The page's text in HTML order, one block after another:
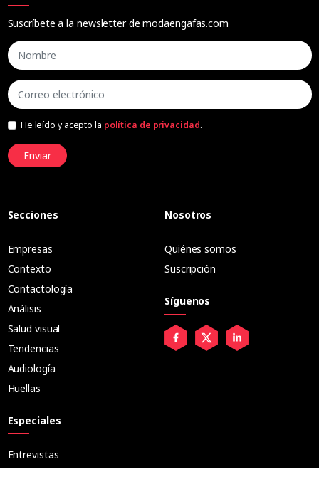
Suscríbete a la newsletter de modaengafas.com
He leído y acepto la política de privacidad.
Enviar
Secciones
Empresas
Contexto
Contactología
Análisis
Salud visual
Tendencias
Audiología
Huellas
Especiales
Entrevistas
Nosotros
Quiénes somos
Suscripción
Síguenos